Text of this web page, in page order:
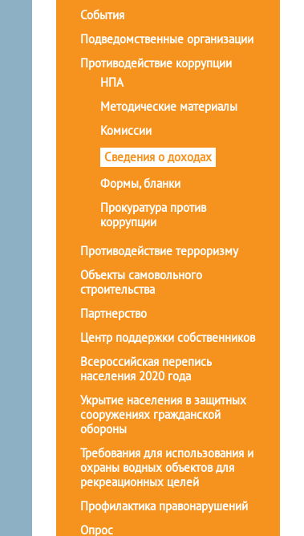
События
Подведомственные организации
Противодействие коррупции
НПА
Методические материалы
Комиссии
Сведения о доходах
Формы, бланки
Прокуратура против
коррупции
Противодействие терроризму
Объекты самовольного
строительства
Партнерство
Центр поддержки собственников
Всероссийская перепись
населения 2020 года
Укрытие населения в защитных
сооружениях гражданской
обороны
Требования для использования и
охраны водных объектов для
рекреационных целей
Профилактика правонарушений
Опрос